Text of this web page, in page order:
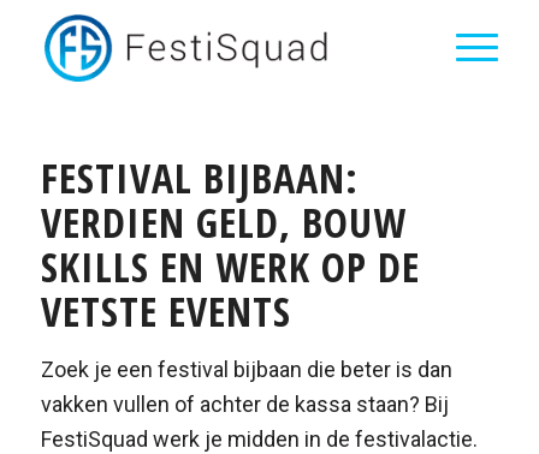
FESTIVAL BIJBAAN:
VERDIEN GELD, BOUW
SKILLS EN WERK OP DE
VETSTE EVENTS
Zoek je een festival bijbaan die beter is dan
vakken vullen of achter de kassa staan? Bij
FestiSquad werk je midden in de festivalactie.